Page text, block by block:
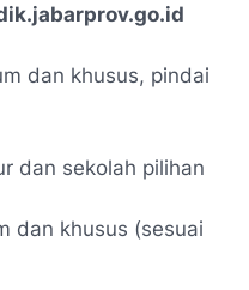
dan khusus, pindai
dan sekolah pilihan
dan khusus (sesuai